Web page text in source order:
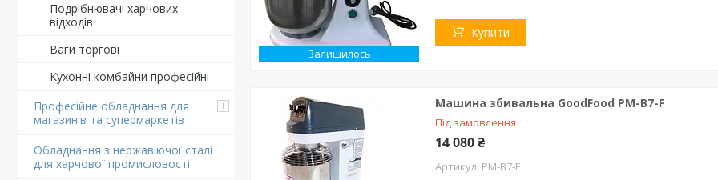
Подрібнювачі харчових
відходів
Ваги торгові
Кухонні комбайни професійні
Професійне обладнання для
магазинів та супермаркетів
Обладнання з нержавіючої сталі
для харчової промисловості
Залишилось
Купити
Машина збивальна GoodFood PM-B7-F
Під замовлення
14 080 ₴
PM-B7-F